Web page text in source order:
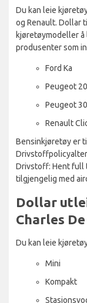
Du kan leie
og Renault. Dollar
kjøretøymodeller å
produsenter som
Ford Ka
Peugeot
Peugeot
Renault
Bensinkjøretøy er
Drivstoff: Hent full
tilgjengelig med
Dollar
Charles
Du kan leie
Mini
Kompakt